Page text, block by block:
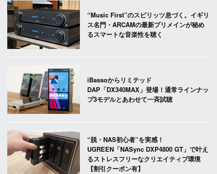
“Music First”のスピリッツ息づく。イギリ
ス名門・ARCAMの最新プリメインが秘め
るスマートな音楽性を聴く
iBassoからリミテッド
DAP「DX340MAX」登場！通常ラインナッ
プ3モデルとあわせて一斉試聴
“脱・NAS初心者”を実感！
UGREEN「NASync DXP4800 GT」で叶え
るストレスフリーなクリエイティブ環境
【割引クーポン有】